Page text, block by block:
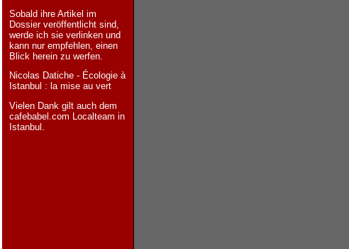
Sobald ihre Artikel im
Dossier veröffentlicht sind,
werde ich sie verlinken und
kann nur empfehlen, einen
Blick herein zu werfen.
Nicolas Datiche - Écologie à
Istanbul : la mise au vert
Vielen Dank gilt auch dem
cafebabel.com Localteam in
Istanbul.